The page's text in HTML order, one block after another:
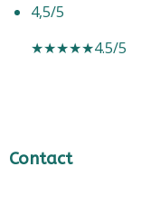
4,5/5
★★★★★4.5/5
Contact